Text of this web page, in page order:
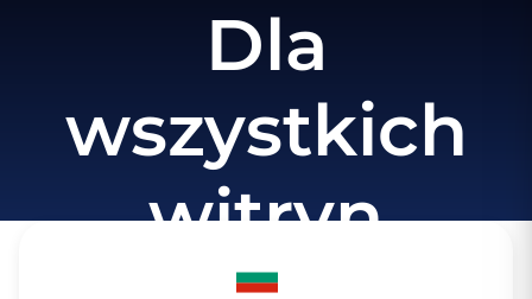
Dla
wszystkich
witryn